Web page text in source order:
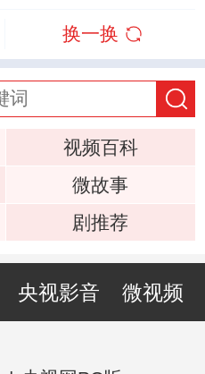
换一换
视频百科
微故事
剧推荐
央视影音 微视频